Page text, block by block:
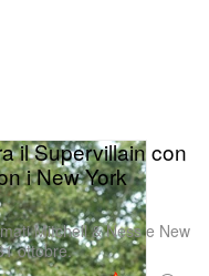
il Supervillain con
i New York
Mitchell & Ness e New
ottobre.